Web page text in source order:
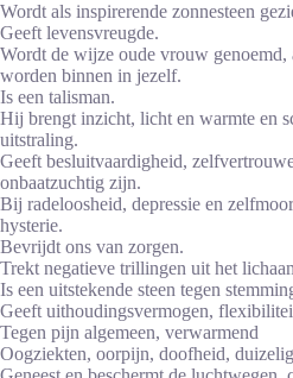
Wordt als inspirerende zonnesteen
Geeft levensvreugde.
Wordt de wijze oude vrouw
worden binnen in jezelf.
Is een talisman.
Hij brengt inzicht, licht en warmte en
uitstraling.
Geeft besluitvaardigheid,
onbaatzuchtig zijn.
Bij radeloosheid, depressie en
hysterie.
Bevrijdt ons van zorgen.
Trekt negatieve trillingen uit het
Is een uitstekende steen tegen
Geeft uithoudingsvermogen,
Tegen pijn algemeen, verwarmend
Oogziekten, oorpijn, doofheid,